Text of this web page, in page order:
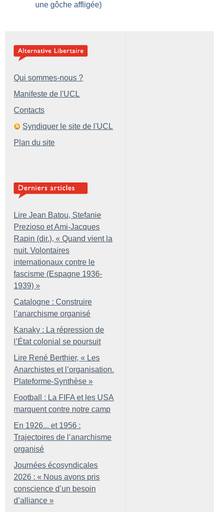
une gôche affligée)
Qui sommes-nous ?
Manifeste de l'UCL
Contacts
Syndiquer le site de l'UCL
Plan du site
Lire Jean Batou, Stefanie
Prezioso et Ami-Jacques
Rapin (dir.), « Quand vient la
nuit. Volontaires
internationaux contre le
fascisme (Espagne 1936-
1939) »
Catalogne : Construire
l’anarchisme organisé
Kanaky : La répression de
l’État colonial se poursuit
Lire René Berthier, « Les
Anarchistes et l’organisation.
Plateforme-Synthèse »
Football : La FIFA et les USA
marquent contre notre camp
En 1926... et 1956 :
Trajectoires de l’anarchisme
organisé
Journées écosyndicales
2026 : « Nous avons pris
conscience d’un besoin
d’alliance »